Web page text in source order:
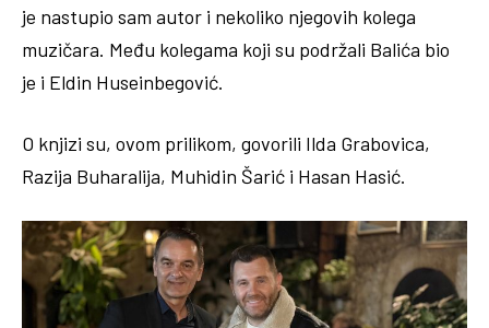
je nastupio sam autor i nekoliko njegovih kolega
muzičara. Među kolegama koji su podržali Balića bio
je i Eldin Huseinbegović.
O knjizi su, ovom prilikom, govorili Ilda Grabovica,
Razija Buharalija, Muhidin Šarić i Hasan Hasić.